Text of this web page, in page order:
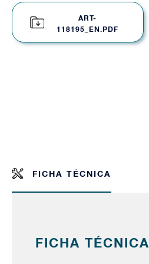
ART-
118195_EN.PDF
FICHA TÉCNICA
FICHA TÉCNICA